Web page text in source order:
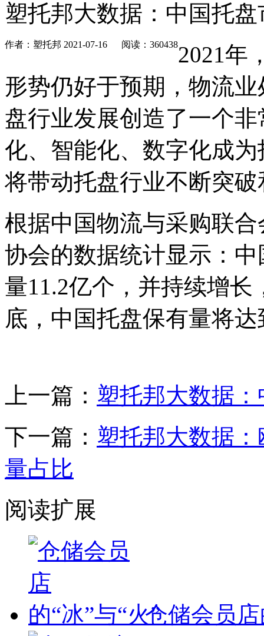
塑托邦大数据：中国托
作者：塑托邦 2021-07-16 阅读：3604382021年
形势仍好于预期，物流
盘行业发展创造了一个
化、智能化、数字化成
将带动托盘行业不断突
根据中国物流与采购联
协会的数据统计显示：
量11.2亿个，并持续增长
底，中国托盘保有量将达
上一篇： 塑托邦大数据
下一篇： 塑托邦大数据
量占比
阅读扩展
仓储会员店